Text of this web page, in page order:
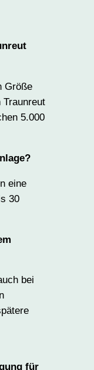
Größe
Traunreut
5.000
eine
30
bei
für